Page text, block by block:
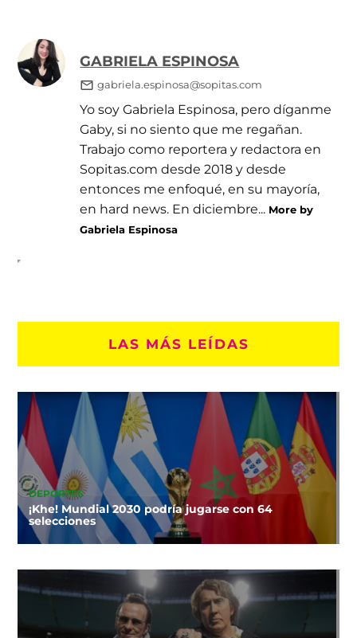
GABRIELA ESPINOSA
gabriela.espinosa@sopitas.com
Yo soy Gabriela Espinosa, pero díganme
Gaby, si no siento que me regañan.
Trabajo como reportera y redactora en
Sopitas.com desde 2018 y desde
entonces me enfoqué, en su mayoría,
en hard news. En diciembre... More by
Gabriela Espinosa
LAS MÁS LEÍDAS
DEPORTES
¡Khe! Mundial 2030 podría jugarse con 64
selecciones